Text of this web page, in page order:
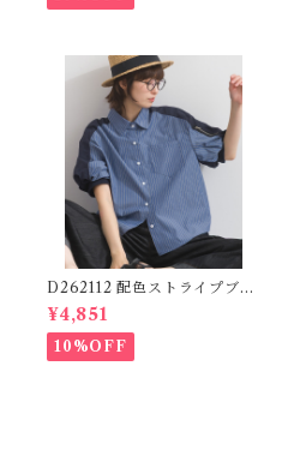
D262112 配色ストライプブラ
ウス / Color Block Stripe R
elaxed Blouse 【re-stock】
¥4,851
10%OFF